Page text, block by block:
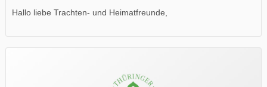
Hallo liebe Trachten- und Heimatfreunde,
Wir wünschen Euch viel Spaß beim Lesen.